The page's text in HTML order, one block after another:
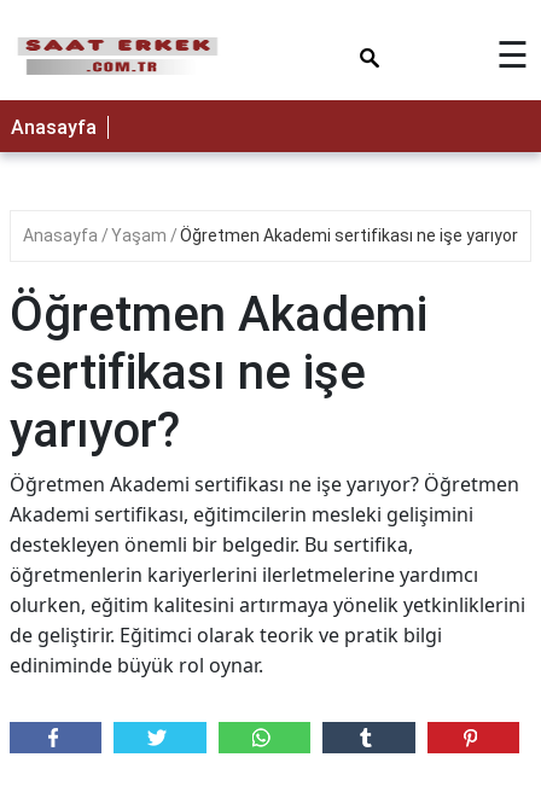
☰
Anasayfa
Anasayfa Yaşam Öğretmen Akademi sertifikası ne işe yarıyor?
Öğretmen Akademi
sertifikası ne işe
yarıyor?
Öğretmen Akademi sertifikası ne işe yarıyor? Öğretmen
Akademi sertifikası, eğitimcilerin mesleki gelişimini
destekleyen önemli bir belgedir. Bu sertifika,
öğretmenlerin kariyerlerini ilerletmelerine yardımcı
olurken, eğitim kalitesini artırmaya yönelik yetkinliklerini
de geliştirir. Eğitimci olarak teorik ve pratik bilgi
ediniminde büyük rol oynar.